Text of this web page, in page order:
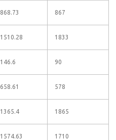
868.73 867
1510.28 1833
146.6 90
658.61 578
1365.4 1865
1574.63 1710